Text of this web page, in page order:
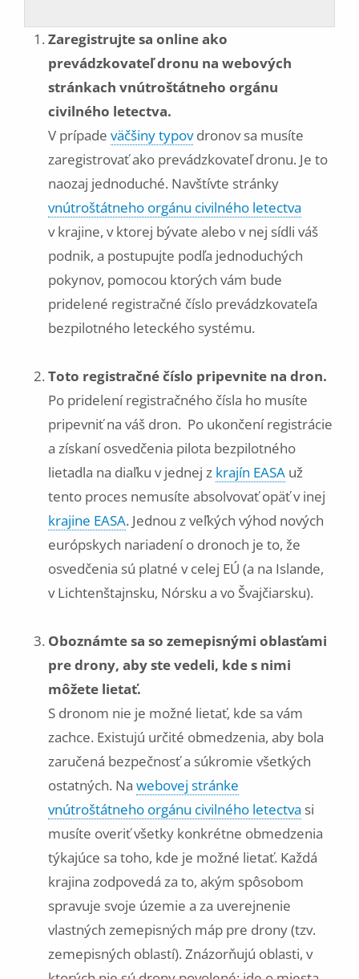
Zaregistrujte sa online ako
prevádzkovateľ dronu na webových
stránkach vnútroštátneho orgánu
civilného letectva.
V prípade väčšiny typovdronov sa musíte
zaregistrovať ako prevádzkovateľ dronu. Je to
naozaj jednoduché. Navštívte stránky
vnútroštátneho orgánu civilného letectva
v krajine, v ktorej bývate alebo v nej sídli váš
podnik, a postupujte podľa jednoduchých
pokynov, pomocou ktorých vám bude
pridelené registračné číslo prevádzkovateľa
bezpilotného leteckého systému.
Toto registračné číslo pripevnite na dron.
Po pridelení registračného čísla ho musíte
pripevniť na váš dron. Po ukončení registrácie
a získaní osvedčenia pilota bezpilotného
lietadla na diaľku v jednej z krajín EASA už
tento proces nemusíte absolvovať opäť v inej
krajine EASA. Jednou z veľkých výhod nových
európskych nariadení o dronoch je to, že
osvedčenia sú platné v celej EÚ (a na Islande,
v Lichtenštajnsku, Nórsku a vo Švajčiarsku).
Oboznámte sa so zemepisnými oblasťami
pre drony, aby ste vedeli, kde s nimi
môžete lietať.
S dronom nie je možné lietať, kde sa vám
zachce. Existujú určité obmedzenia, aby bola
zaručená bezpečnosť a súkromie všetkých
ostatných. Na webovej stránke
vnútroštátneho orgánu civilného letectva si
musíte overiť všetky konkrétne obmedzenia
týkajúce sa toho, kde je možné lietať. Každá
krajina zodpovedá za to, akým spôsobom
spravuje svoje územie a za uverejnenie
vlastných zemepisných máp pre drony (tzv.
zemepisných oblastí). Znázorňujú oblasti, v